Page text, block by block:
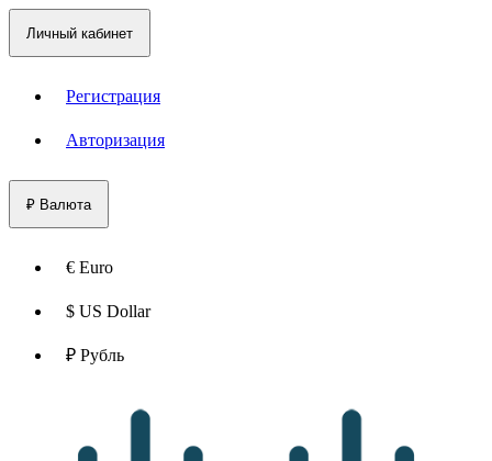
Личный кабинет
Регистрация
Авторизация
₽ Валюта
€ Euro
$ US Dollar
₽ Рубль